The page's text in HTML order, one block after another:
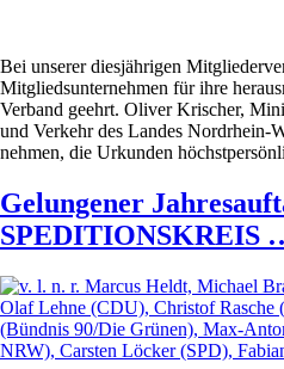
Bei unserer diesjährigen
Mitgliedsunternehmen für ihre
Verband geehrt. Oliver Krischer,
und Verkehr des Landes Nordrhein-
nehmen, die Urkunden
Gelungener
SPEDITIONSKREIS